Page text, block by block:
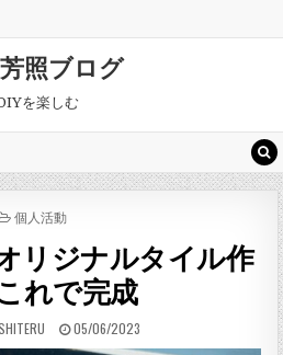
照ブログ
を楽しむ
POSTED IN
個人活動
リジナルタイル作
れで完成
PUBLISHED DATE:
05/06/2023